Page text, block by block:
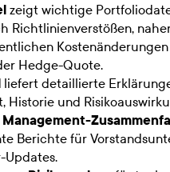
zeigt wichtige
Richtlinienverstößen,
Hedge-Quote.
liefert detaillierte
Historie und
Berichte für
Updates.